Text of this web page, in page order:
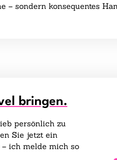
sondern konsequentes
bringen.
persönlich zu
Sie jetzt ein
ich melde mich so